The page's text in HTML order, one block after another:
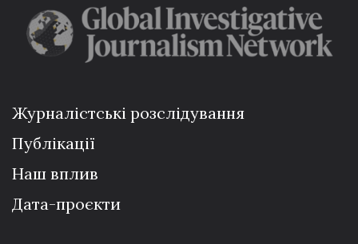
Журналістські розслідування
Публікації
Наш вплив
Дата-проєкти